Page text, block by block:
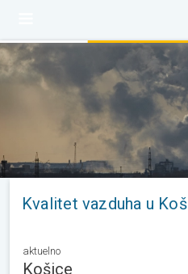
Kvalitet vazduha u
aktuelno
Košice